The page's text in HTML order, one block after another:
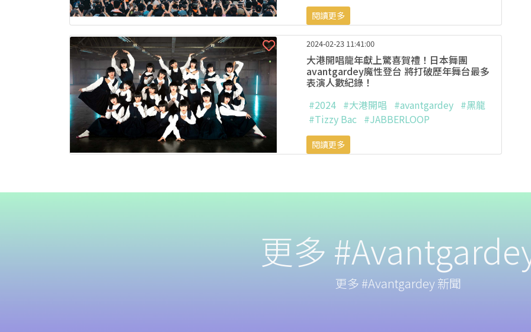
閱讀更多
2024-02-23 11:41:00
大港開唱龍年獻上驚喜賀禮！日本舞團
avantgardey魔性登台 將打破歷年舞台最多
表演人數紀錄！
#2024 #大港開唱 #avantgardey #黑龍
#Tizzy Bac #JABBERLOOP
閱讀更多
更多
更多 #Avantgardey 新聞